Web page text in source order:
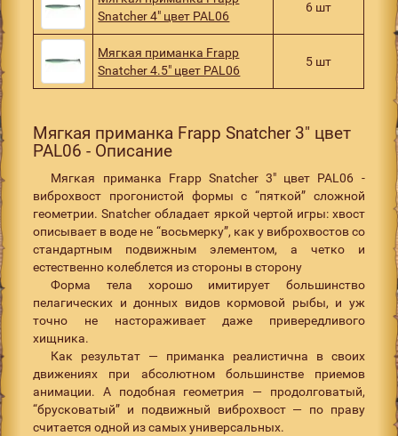
Snatcher 4" цвет PAL06
6 шт
Мягкая приманка Frapp
Snatcher 4.5" цвет PAL06
5 шт
Мягкая приманка Frapp Snatcher 3" цвет
PAL06 - Описание
Мягкая приманка Frapp Snatcher 3" цвет PAL06 -
виброхвост прогонистой формы с “пяткой” сложной
геометрии. Snatcher обладает яркой чертой игры: хвост
описывает в воде не “восьмерку”, как у виброхвостов со
стандартным подвижным элементом, а четко и
естественно колеблется из стороны в сторону
Форма тела хорошо имитирует большинство
пелагических и донных видов кормовой рыбы, и уж
точно не настораживает даже привередливого
хищника.
Как результат — приманка реалистична в своих
движениях при абсолютном большинстве приемов
анимации. А подобная геометрия — продолговатый,
“брусковатый” и подвижный виброхвост — по праву
считается одной из самых универсальных.